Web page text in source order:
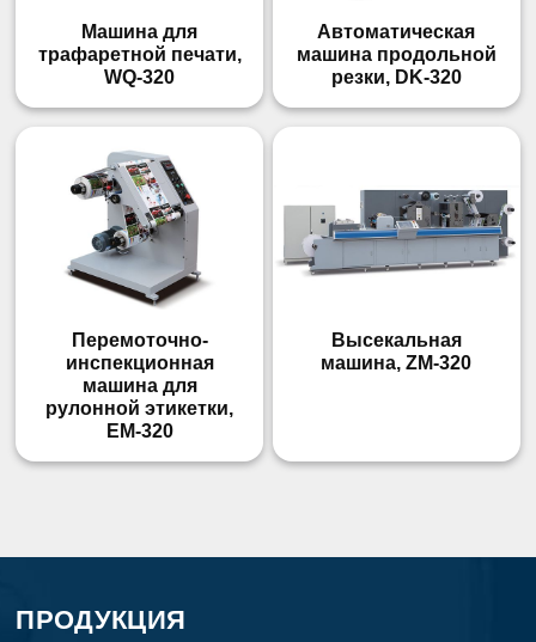
Машина для
трафаретной печати,
WQ-320
Автоматическая
машина продольной
резки, DK-320
Перемоточно-
инспекционная
машина для
рулонной этикетки,
EM-320
Высекальная
машина, ZM-320
ПРОДУКЦИЯ